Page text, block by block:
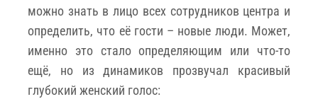
можно знать в лицо всех сотрудников центра и
определить, что её гости – новые люди. Может,
именно это стало определяющим или что-то
ещё, но из динамиков прозвучал красивый
глубокий женский голос: